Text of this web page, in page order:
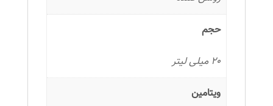
حجم
20 میلی لیتر
ویتامین